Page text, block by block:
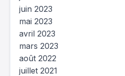
juin 2023
mai 2023
avril 2023
mars 2023
août 2022
juillet 2021